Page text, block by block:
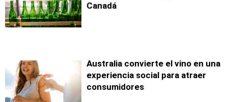
Canadá
Australia convierte el vino en una
experiencia social para atraer
consumidores